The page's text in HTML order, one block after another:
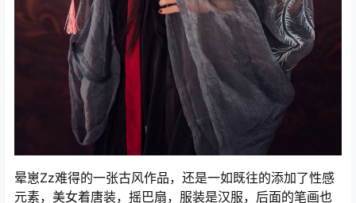
晕崽Zz难得的一张古风作品，还是一如既往的添加了性感
元素，美女着唐装，摇巴扇，服装是汉服，后面的笔画也